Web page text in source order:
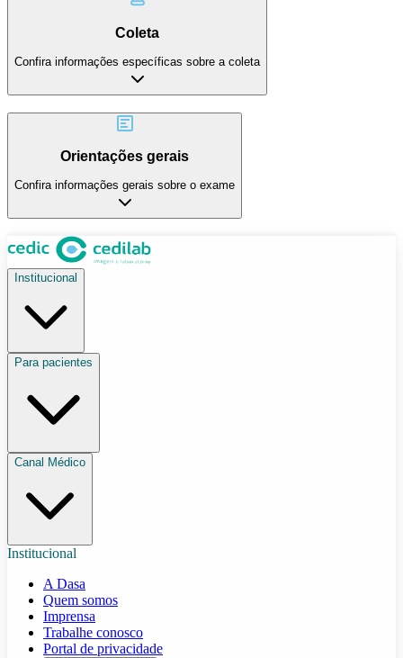
Coleta
Confira informações específicas sobre a coleta
Orientações gerais
Confira informações gerais sobre o exame
Institucional
Para pacientes
Canal Médico
Institucional
A Dasa
Quem somos
Imprensa
Trabalhe conosco
Portal de privacidade